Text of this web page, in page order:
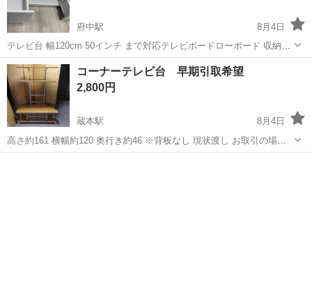
府中駅
8月4日
テレビ台 幅120cm 50インチ まで対応テレビボードローボード 収納付
き 背面収納 キャスター付き 前板鏡面タイプ ホワイト 多少の使用感は
ありますが ほぼほぼ綺麗です
徳島 徳島市 府中駅 収納家具 ラック
コーナーテレビ台 早期引取希望
2,800円
蔵本駅
8月4日
高さ約161 横幅約120 奥行き約46 ※背板なし 現状渡し お取引の場所
は、徳島市南矢三町3丁目9-26です。 お問い合わせのあった方から順